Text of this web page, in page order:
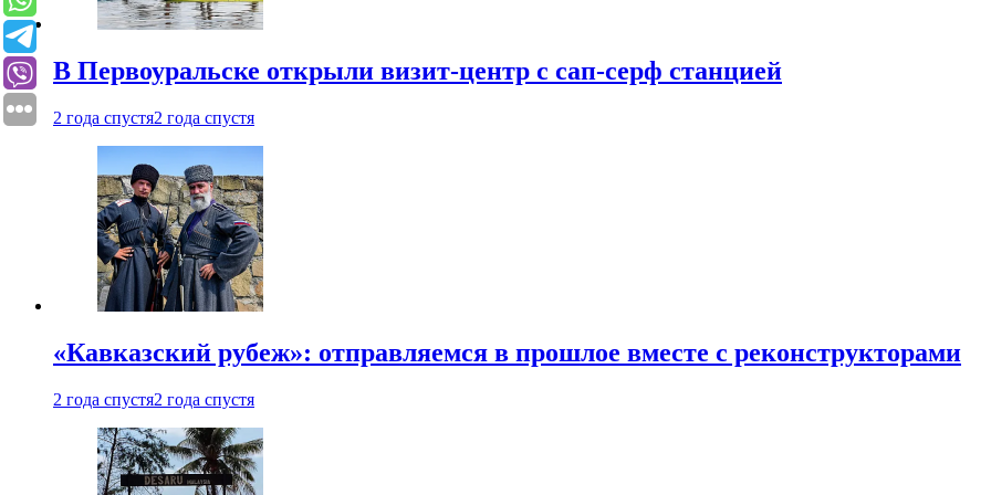
В Первоуральске открыли визит-центр с сап-серф станцией
2 года спустя2 года спустя
«Кавказский рубеж»: отправляемся в прошлое вместе с реконструкторами
2 года спустя2 года спустя